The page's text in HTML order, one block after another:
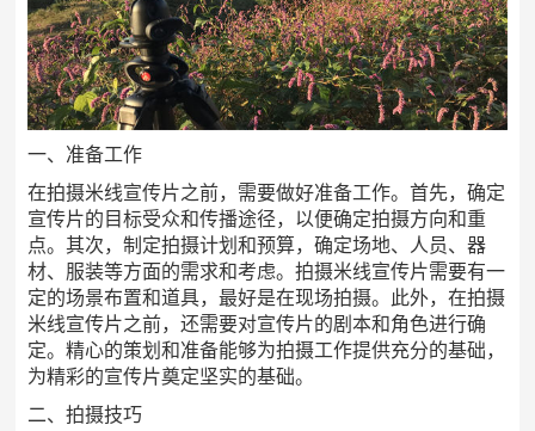
一、准备工作
在拍摄米线宣传片之前，需要做好准备工作。首先，确定
宣传片的目标受众和传播途径，以便确定拍摄方向和重
点。其次，制定拍摄计划和预算，确定场地、人员、器
材、服装等方面的需求和考虑。拍摄米线宣传片需要有一
定的场景布置和道具，最好是在现场拍摄。此外，在拍摄
米线宣传片之前，还需要对宣传片的剧本和角色进行确
定。精心的策划和准备能够为拍摄工作提供充分的基础，
为精彩的宣传片奠定坚实的基础。
二、拍摄技巧